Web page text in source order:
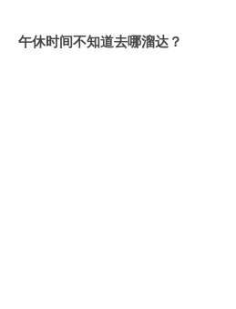
午休时间不知道去哪溜达？